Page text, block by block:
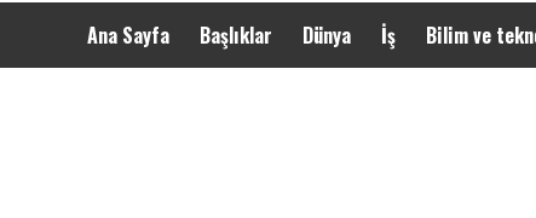
Ana Sayfa Başlıklar Dünya İş Bilim ve